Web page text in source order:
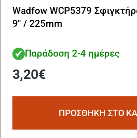
Wadfow WCP5379
9″ / 225mm
Παράδοση 2-4 ημέρες
3,20€
ΠΡΟΣΘΗΚΗ ΣΤΟ